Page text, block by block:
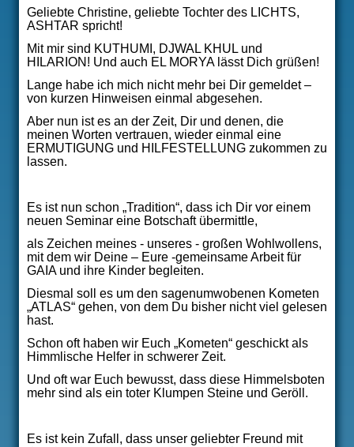
SEMINARE
Geliebte Christine, geliebte Tochter des LICHTS,
ASHTAR spricht!
Mit mir sind KUTHUMI, DJWAL KHUL und
HILARION! Und auch EL MORYA lässt Dich grüßen!
Lange habe ich mich nicht mehr bei Dir gemeldet –
von kurzen Hinweisen einmal abgesehen.
Aber nun ist es an der Zeit, Dir und denen, die
meinen Worten vertrauen, wieder einmal eine
ERMUTIGUNG und HILFESTELLUNG zukommen zu
lassen.
Es ist nun schon „Tradition“, dass ich Dir vor einem
neuen Seminar eine Botschaft übermittle,
als Zeichen meines - unseres - großen Wohlwollens,
mit dem wir Deine – Eure -gemeinsame Arbeit für
GAIA und ihre Kinder begleiten.
Diesmal soll es um den sagenumwobenen Kometen
„ATLAS“ gehen, von dem Du bisher nicht viel gelesen
hast.
Schon oft haben wir Euch „Kometen“ geschickt als
Himmlische Helfer in schwerer Zeit.
Und oft war Euch bewusst, dass diese Himmelsboten
mehr sind als ein toter Klumpen Steine und Geröll.
Es ist kein Zufall, dass unser geliebter Freund mit